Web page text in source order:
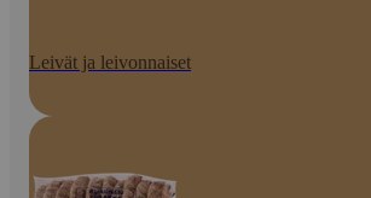
Leivät ja leivonnaiset